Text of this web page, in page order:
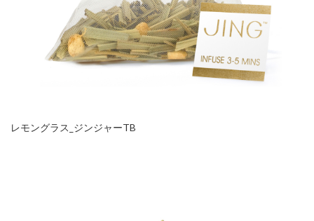
レモングラス_ジンジャーTB